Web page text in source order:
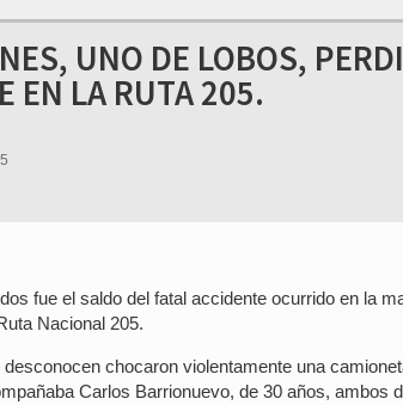
UNO DE LOBOS,
EN LA RUTA 205.
fue el saldo del fatal accidente ocurrido en la
Nacional 205.
chocaron violentamente una
Carlos Barrionuevo, de 30 años,